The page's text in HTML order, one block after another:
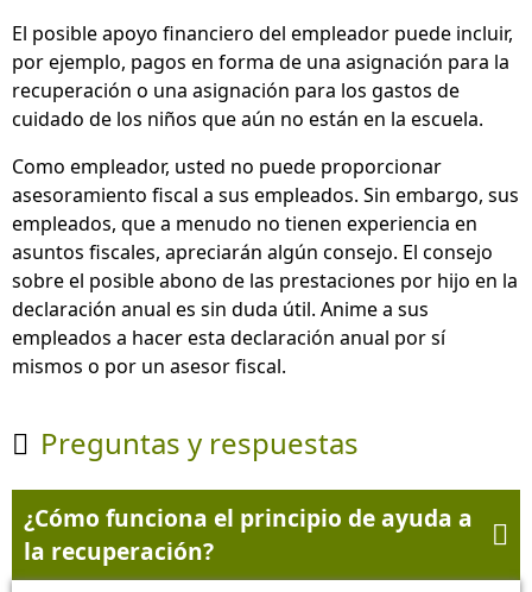
El posible apoyo financiero del empleador puede incluir,
por ejemplo, pagos en forma de una asignación para la
recuperación o una asignación para los gastos de
cuidado de los niños que aún no están en la escuela.
Como empleador, usted no puede proporcionar
asesoramiento fiscal a sus empleados. Sin embargo, sus
empleados, que a menudo no tienen experiencia en
asuntos fiscales, apreciarán algún consejo. El consejo
sobre el posible abono de las prestaciones por hijo en la
declaración anual es sin duda útil. Anime a sus
empleados a hacer esta declaración anual por sí
mismos o por un asesor fiscal.
 Preguntas y respuestas
¿Cómo funciona el principio de ayuda a
la recuperación?
